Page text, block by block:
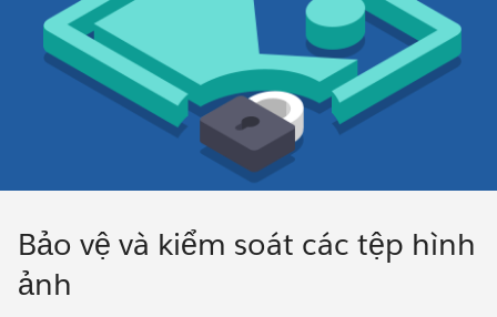
Bảo vệ và kiểm soát các tệp hình
ảnh